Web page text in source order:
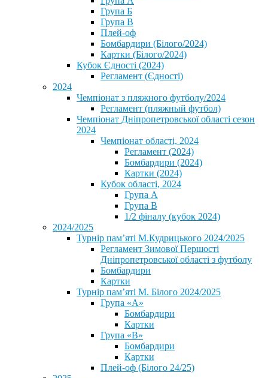
Група Б
Група В
Плей-оф
Бомбардири (Білого/2024)
Картки (Білого/2024)
Кубок Єдності (2024)
Регламент (Єдності)
2024
Чемпіонат з пляжного футболу/2024
Регламент (пляжный футбол)
Чемпіонат Дніпропетровської області сезон
2024
Чемпіонат області, 2024
Регламент (2024)
Бомбардири (2024)
Картки (2024)
Кубок області, 2024
Група А
Група В
1/2 фіналу (кубок 2024)
2024/2025
Турнір пам’яті М.Кудрицького 2024/2025
Регламент Зимової Першості
Дніпропетровської області з футболу
Бомбардири
Картки
Турнір пам’яті М. Білого 2024/2025
Група «А»
Бомбардири
Картки
Група «В»
Бомбардири
Картки
Плей-оф (Білого 24/25)